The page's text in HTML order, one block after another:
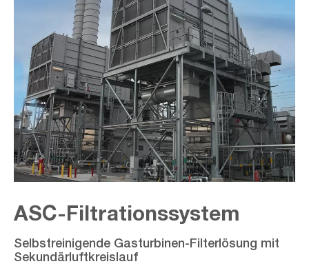
ASC-Filtrationssystem
Selbstreinigende Gasturbinen-Filterlösung mit
Sekundärluftkreislauf